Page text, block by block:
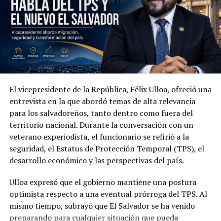
Además de la seguridad, las autoridades abordaron la
cooperación económica, comercial y tecnológica. Ambas
partes acordaron impulsar la creación de un Consejo
Binacional Empresarial orientado a promover el
comercio, la inversión y nuevas oportunidades de
desarrollo entre Colombia y El Salvador.
inteligencia artificial y transformación digital. Entre las
iniciativas mencionadas figuran la plataforma DoctorSV,
el acuerdo estratégico con Google Cloud y la
digitalización de trámites en el Centro Nacional de
El vicepresidente de la República, Félix Ulloa, ofreció una
entrevista en la que abordó temas de alta relevancia
para los salvadoreños, tanto dentro como fuera del
territorio nacional. Durante la conversación con un
veterano experiodista, el funcionario se refirió a la
seguridad, el Estatus de Protección Temporal (TPS), el
desarrollo económico y las perspectivas del país.
Ulloa expresó que el gobierno mantiene una postura
optimista respecto a una eventual prórroga del TPS. Al
mismo tiempo, subrayó que El Salvador se ha venido
preparando para cualquier situación que pueda